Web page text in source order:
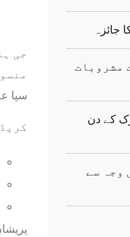
جی
سپا
جائزہ
مشروبات
کے دن
وجہ سے